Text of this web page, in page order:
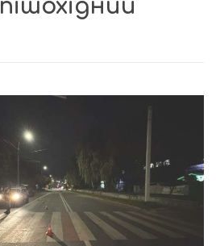
пішохідний